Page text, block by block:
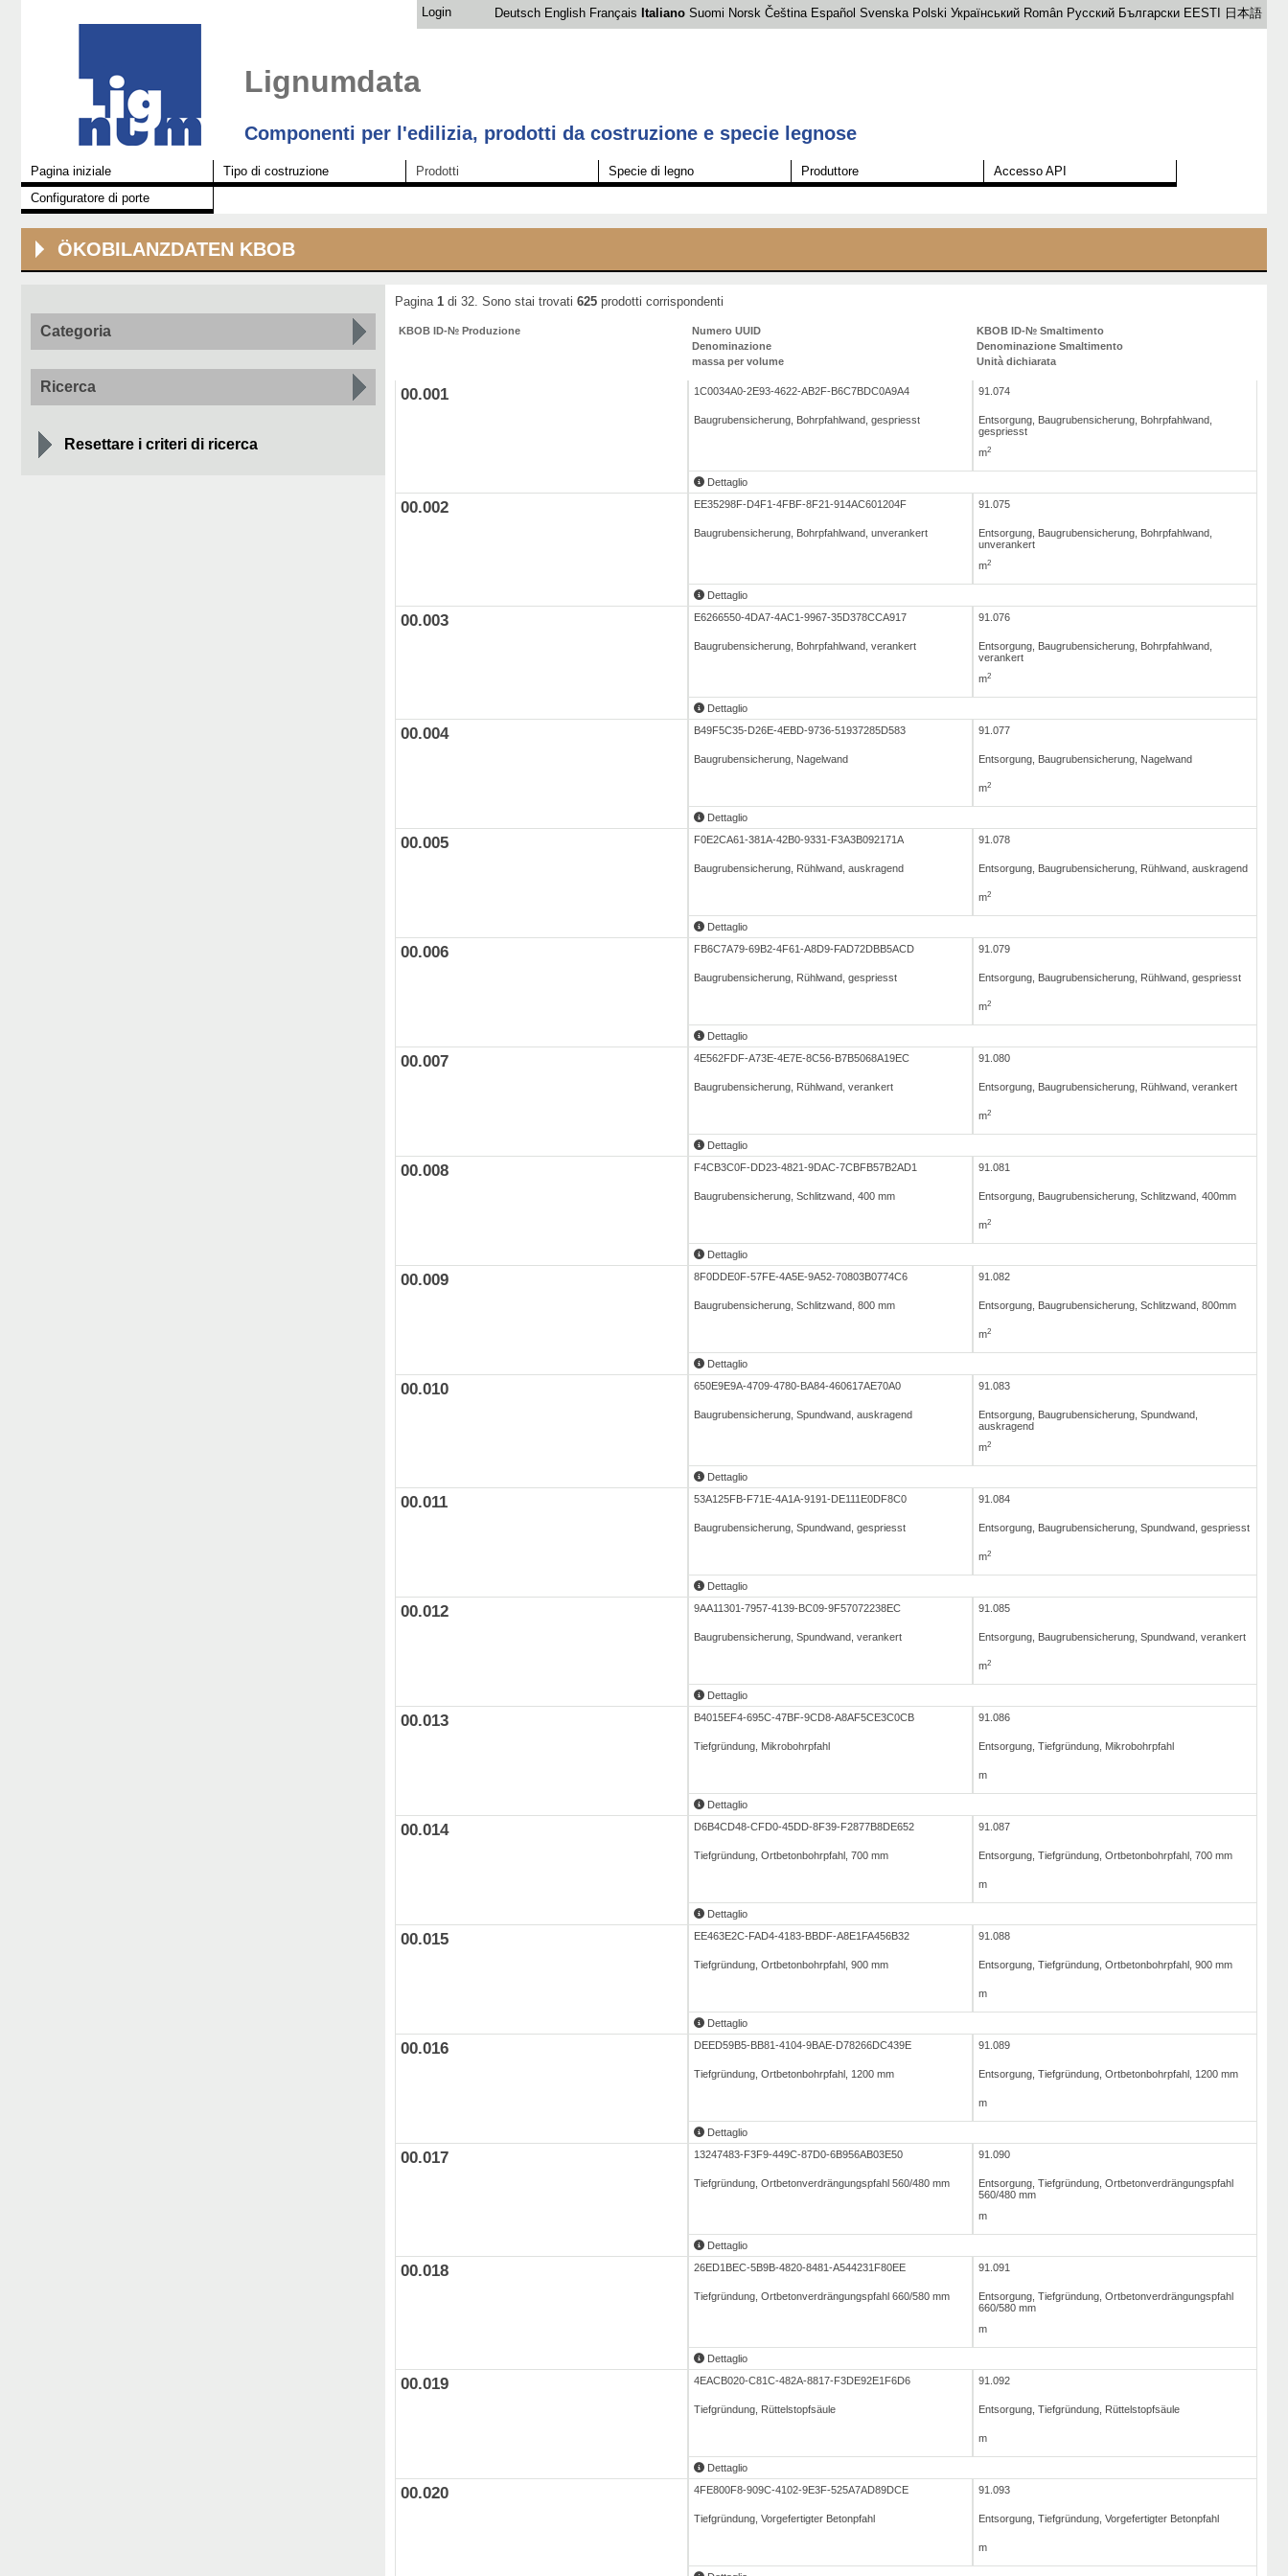
Deutsch English Français Italiano Suomi Norsk Čeština Español Svenska Polski Український Român Русский Български EESTI 日本語
Login
Lignumdata
Componenti per l'edilizia, prodotti da costruzione e specie legnose
Pagina iniziale Tipo di costruzione Prodotti Specie di legno Produttore
Accesso API
Configuratore di porte
ÖKOBILANZDATEN KBOB
Categoria
Ricerca
Resettare i criteri di ricerca
Pagina 1 di 32. Sono stai trovati 625 prodotti corrispondenti
KBOB ID-№ Produzione Numero UUID
KBOB ID-№ Smaltimento
Denominazione
Denominazione Smaltimento
massa per volume
Unità dichiarata
00.001 1C0034A0-2E93-4622-AB2F-B6C7BDC0A9A4 91.074
Baugrubensicherung, Bohrpfahlwand, gespriesst
Entsorgung, Baugrubensicherung, Bohrpfahlwand,
gespriesst
m2
Dettaglio
00.002 EE35298F-D4F1-4FBF-8F21-914AC601204F 91.075
Baugrubensicherung, Bohrpfahlwand, unverankert
Entsorgung, Baugrubensicherung, Bohrpfahlwand,
unverankert
m2
Dettaglio
00.003 E6266550-4DA7-4AC1-9967-35D378CCA917 91.076
Baugrubensicherung, Bohrpfahlwand, verankert
Entsorgung, Baugrubensicherung, Bohrpfahlwand,
verankert
m2
Dettaglio
00.004 B49F5C35-D26E-4EBD-9736-51937285D583 91.077
Baugrubensicherung, Nagelwand Entsorgung, Baugrubensicherung, Nagelwand
m2
Dettaglio
00.005 F0E2CA61-381A-42B0-9331-F3A3B092171A 91.078
Baugrubensicherung, Rühlwand, auskragend Entsorgung, Baugrubensicherung, Rühlwand, auskragend
m2
Dettaglio
00.006 FB6C7A79-69B2-4F61-A8D9-FAD72DBB5ACD 91.079
Baugrubensicherung, Rühlwand, gespriesst Entsorgung, Baugrubensicherung, Rühlwand, gespriesst
m2
Dettaglio
00.007 4E562FDF-A73E-4E7E-8C56-B7B5068A19EC 91.080
Baugrubensicherung, Rühlwand, verankert Entsorgung, Baugrubensicherung, Rühlwand, verankert
m2
Dettaglio
00.008 F4CB3C0F-DD23-4821-9DAC-7CBFB57B2AD1 91.081
Baugrubensicherung, Schlitzwand, 400 mm Entsorgung, Baugrubensicherung, Schlitzwand, 400mm
m2
Dettaglio
00.009 8F0DDE0F-57FE-4A5E-9A52-70803B0774C6 91.082
Baugrubensicherung, Schlitzwand, 800 mm Entsorgung, Baugrubensicherung, Schlitzwand, 800mm
m2
Dettaglio
00.010 650E9E9A-4709-4780-BA84-460617AE70A0 91.083
Baugrubensicherung, Spundwand, auskragend
Entsorgung, Baugrubensicherung, Spundwand,
auskragend
m2
Dettaglio
00.011 53A125FB-F71E-4A1A-9191-DE111E0DF8C0 91.084
Baugrubensicherung, Spundwand, gespriesst Entsorgung, Baugrubensicherung, Spundwand, gespriesst
m2
Dettaglio
00.012 9AA11301-7957-4139-BC09-9F57072238EC 91.085
Baugrubensicherung, Spundwand, verankert Entsorgung, Baugrubensicherung, Spundwand, verankert
m2
Dettaglio
00.013 B4015EF4-695C-47BF-9CD8-A8AF5CE3C0CB 91.086
Tiefgründung, Mikrobohrpfahl Entsorgung, Tiefgründung, Mikrobohrpfahl
m
Dettaglio
00.014 D6B4CD48-CFD0-45DD-8F39-F2877B8DE652 91.087
Tiefgründung, Ortbetonbohrpfahl, 700 mm Entsorgung, Tiefgründung, Ortbetonbohrpfahl, 700 mm
m
Dettaglio
00.015 EE463E2C-FAD4-4183-BBDF-A8E1FA456B32 91.088
Tiefgründung, Ortbetonbohrpfahl, 900 mm Entsorgung, Tiefgründung, Ortbetonbohrpfahl, 900 mm
m
Dettaglio
00.016 DEED59B5-BB81-4104-9BAE-D78266DC439E 91.089
Tiefgründung, Ortbetonbohrpfahl, 1200 mm Entsorgung, Tiefgründung, Ortbetonbohrpfahl, 1200 mm
m
Dettaglio
00.017 13247483-F3F9-449C-87D0-6B956AB03E50 91.090
Tiefgründung, Ortbetonverdrängungspfahl 560/480 mm
Entsorgung, Tiefgründung, Ortbetonverdrängungspfahl
560/480 mm
m
Dettaglio
00.018 26ED1BEC-5B9B-4820-8481-A544231F80EE 91.091
Tiefgründung, Ortbetonverdrängungspfahl 660/580 mm
Entsorgung, Tiefgründung, Ortbetonverdrängungspfahl
660/580 mm
m
Dettaglio
00.019 4EACB020-C81C-482A-8817-F3DE92E1F6D6 91.092
Tiefgründung, Rüttelstopfsäule Entsorgung, Tiefgründung, Rüttelstopfsäule
m
Dettaglio
00.020 4FE800F8-909C-4102-9E3F-525A7AD89DCE 91.093
Tiefgründung, Vorgefertigter Betonpfahl Entsorgung, Tiefgründung, Vorgefertigter Betonpfahl
m